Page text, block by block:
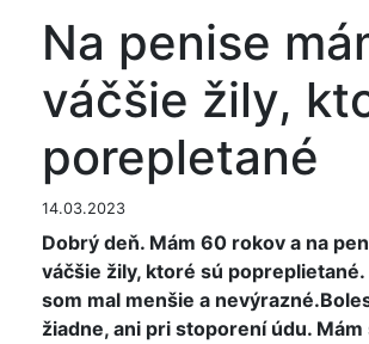
Na penise
váčšie žily,
porepletané
14.03.2023
Dobrý deň. Mám 60 rokov a na
váčšie žily, ktoré sú
som mal menšie a
žiadne, ani pri stoporení údu.